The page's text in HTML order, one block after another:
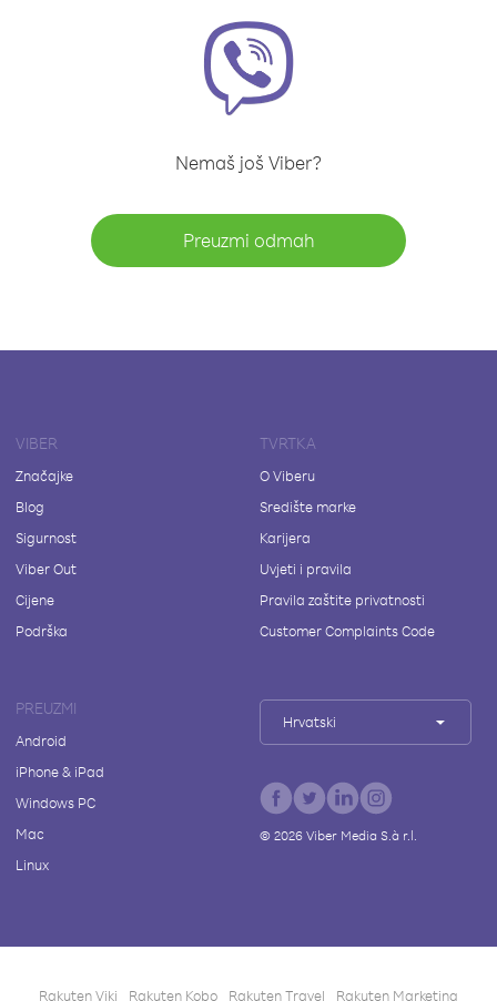
Nemaš još Viber?
Preuzmi odmah
VIBER
Značajke
Blog
Sigurnost
Viber Out
Cijene
Podrška
TVRTKA
O Viberu
Središte marke
Karijera
Uvjeti i pravila
Pravila zaštite privatnosti
Customer Complaints Code
PREUZMI
Android
iPhone & iPad
Windows PC
Mac
Linux
Hrvatski
© 2026Viber Media S.à r.l.
Rakuten Viki Rakuten Kobo Rakuten Travel Rakuten Marketing